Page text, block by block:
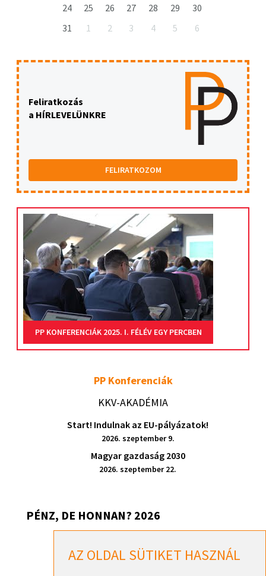
AZ OLDAL SÜTIKET HASZNÁL
24
25 26 27 28 29
30
31
1 2 3 4 5 6
Feliratkozás
a HÍRLEVELÜNKRE
FELIRATKOZOM
PP KONFERENCIÁK 2025. I. FÉLÉV EGY PERCBEN
PP Konferenciák
KKV-AKADÉMIA
Start! Indulnak az EU-pályázatok!
2026. szeptember 9.
Magyar gazdaság 2030
2026. szeptember 22.
PÉNZ, DE HONNAN? 2026
2026. szeptember 17.